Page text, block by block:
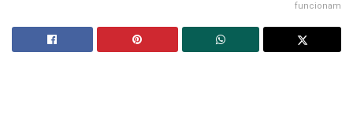
funcionam